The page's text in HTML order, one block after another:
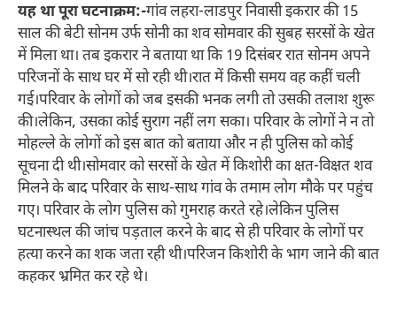
यह था पूरा घटनाक्रम:-गांव लहरा-लाडपुर निवासी इकरार की 15
साल की बेटी सोनम उर्फ सोनी का शव सोमवार की सुबह सरसों के खेत
में मिला था। तब इकरार ने बताया था कि 19 दिसंबर रात सोनम अपने
परिजनों के साथ घर में सो रही थी।रात में किसी समय वह कहीं चली
गई।परिवार के लोगों को जब इसकी भनक लगी तो उसकी तलाश शुरू
की।लेकिन, उसका कोई सुराग नहीं लग सका। परिवार के लोगों ने न तो
मोहल्ले के लोगों को इस बात को बताया और न ही पुलिस को कोई
सूचना दी थी।सोमवार को सरसों के खेत में किशोरी का क्षत-विक्षत शव
मिलने के बाद परिवार के साथ-साथ गांव के तमाम लोग मौके पर पहुंच
गए। परिवार के लोग पुलिस को गुमराह करते रहे।लेकिन पुलिस
घटनास्थल की जांच पड़ताल करने के बाद से ही परिवार के लोगों पर
हत्या करने का शक जता रही थी।परिजन किशोरी के भाग जाने की बात
कहकर भ्रमित कर रहे थे।